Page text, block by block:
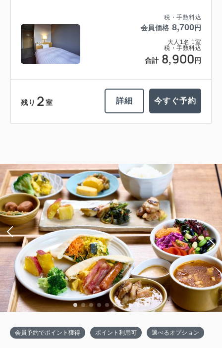
税・手数料込
会員価格 8,700円
大人 1名 1室
税・手数料込
合計 8,900 円
残り 2 室 詳細 今すぐ予約
会員予約でポイント獲得 ポイント利用可 選べるオプション